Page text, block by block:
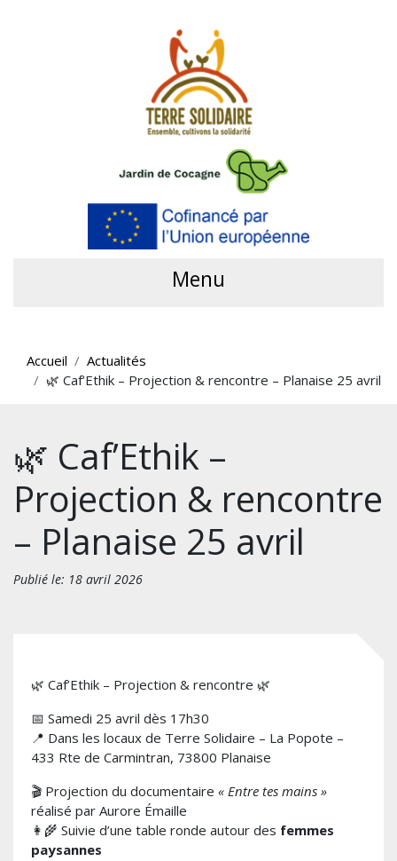
Menu
Accueil
Actualités
🌿 Caf’Ethik – Projection & rencontre – Planaise 25 avril
🌿 Caf’Ethik –
Projection & rencontre
– Planaise 25 avril
Publié le: 18 avril 2026
🌿 Caf’Ethik – Projection & rencontre 🌿
📅 Samedi 25 avril dès 17h30
📍 Dans les locaux de Terre Solidaire – La Popote –
433 Rte de Carmintran, 73800 Planaise
🎬 Projection du documentaire « Entre tes mains »
réalisé par Aurore Émaille
👩‍🌾 Suivie d’une table ronde autour des femmes
paysannes